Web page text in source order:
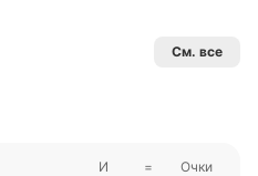
См. все
И = Очки